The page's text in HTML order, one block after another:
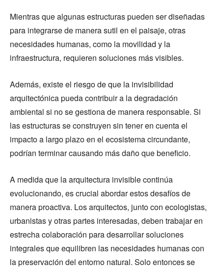
Mientras que algunas estructuras pueden ser diseñadas
para integrarse de manera sutil en el paisaje, otras
necesidades humanas, como la movilidad y la
infraestructura, requieren soluciones más visibles.
Además, existe el riesgo de que la invisibilidad
arquitectónica pueda contribuir a la degradación
ambiental si no se gestiona de manera responsable. Si
las estructuras se construyen sin tener en cuenta el
impacto a largo plazo en el ecosistema circundante,
podrían terminar causando más daño que beneficio.
A medida que la arquitectura invisible continúa
evolucionando, es crucial abordar estos desafíos de
manera proactiva. Los arquitectos, junto con ecologistas,
urbanistas y otras partes interesadas, deben trabajar en
estrecha colaboración para desarrollar soluciones
integrales que equilibren las necesidades humanas con
la preservación del entorno natural. Solo entonces se